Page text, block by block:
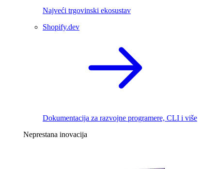
Najveći trgovinski ekosustav
Shopify.dev
Dokumentacija za razvojne programere, CLI i više
Neprestana inovacija